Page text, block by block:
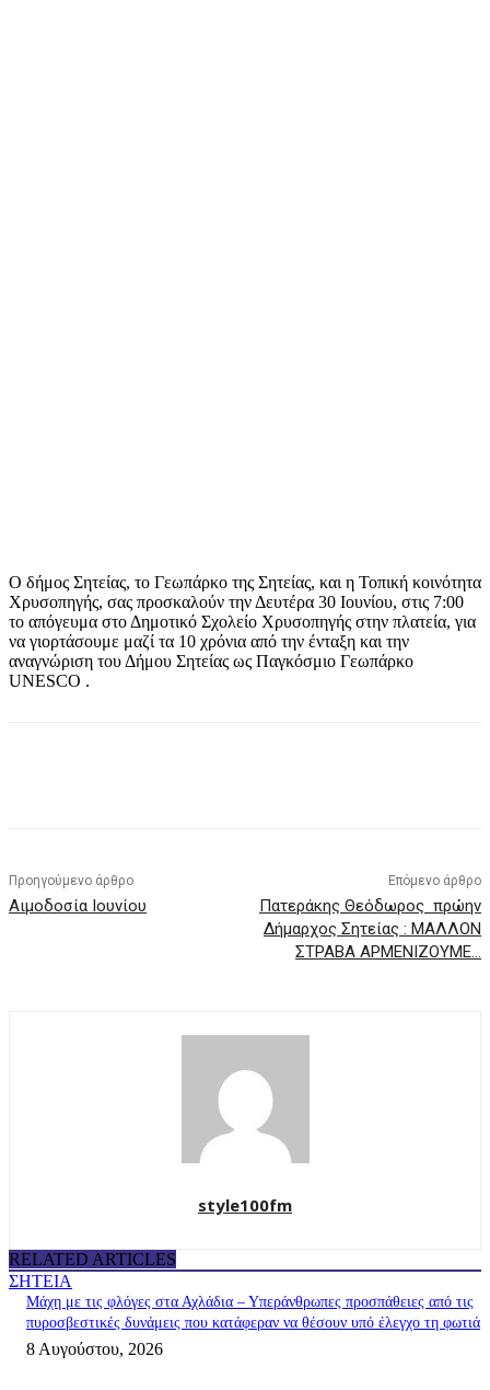
Ο δήμος Σητείας, το Γεωπάρκο της Σητείας, και η Τοπική κοινότητα
Χρυσοπηγής, σας προσκαλούν την Δευτέρα 30 Ιουνίου, στις 7:00
το απόγευμα στο Δημοτικό Σχολείο Χρυσοπηγής στην πλατεία, για
να γιορτάσουμε μαζί τα 10 χρόνια από την ένταξη και την
αναγνώριση του Δήμου Σητείας ως Παγκόσμιο Γεωπάρκο
UNESCO .
Προηγούμενο άρθρο
Αιμοδοσία Ιουνίου
Επόμενο άρθρο
Πατεράκης Θεόδωρος πρώην
Δήμαρχος Σητείας : ΜΑΛΛΟΝ
ΣΤΡΑΒΑ ΑΡΜΕΝΙΖΟΥΜΕ…
style100fm
RELATED ARTICLES
ΣΗΤΕΙΑ
Μάχη με τις φλόγες στα Αχλάδια – Υπεράνθρωπες προσπάθειες από τις
πυροσβεστικές δυνάμεις που κατάφεραν να θέσουν υπό έλεγχο τη φωτιά
8 Αυγούστου, 2026